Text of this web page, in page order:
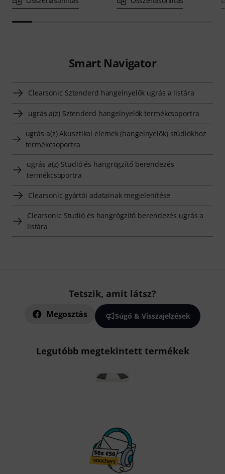
Smart Navigator
Clearsonic Sztenderd hangelnyelők ugrás a listára
ugrás a(z) Sztenderd hangelnyelők termékcsoportra
ugrás a(z) Akusztikai elemek (hangelnyelők) stúdiókhoz
termékcsoportra
ugrás a(z) Studió és hangrögzítő berendezés
termékcsoportra
Clearsonic gyártói adatainak megjelenítése
Clearsonic Studió és hangrögzítő berendezés ugrás a
listára
Tetszik, amit látsz?
Megosztás Súgó & Visszajelzések
Legutóbb megtekintett termékek